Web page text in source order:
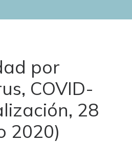
por
COVID-
28
2020)